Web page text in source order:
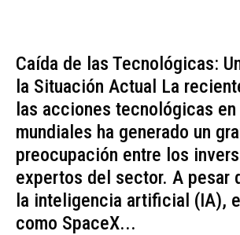
Caída de las Tecnológicas:
la Situación Actual La
las acciones tecnológicas
mundiales ha generado un
preocupación entre los
expertos del sector. A pesar
la inteligencia artificial (IA),
como SpaceX...